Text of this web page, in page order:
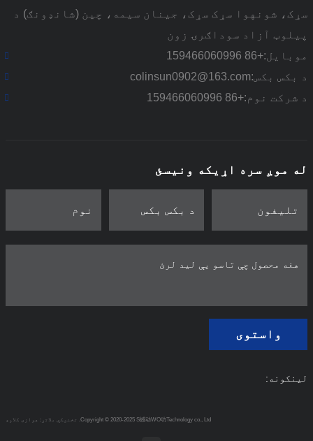
سړک، شونهوا سړک سړک، جینان سیمه، چین (شانډونګ) د
پیلوټ آزاد سوداګرۍ زون
موبایل:+86 159466060996
د بکس بکس:colinsun0902@163.com
د شرکت نوم:+86 159466060996
له موږ سره اړیکه ونیسئ
واستوی
لینکونه:
Copyright © 2020-2025 S撼动WO功Technology co., Ltd. تخنیکي ملاتړ: هوازی کلاوډ